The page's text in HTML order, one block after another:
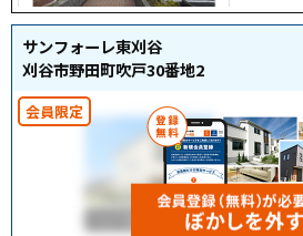
サンフォーレ東刈谷
刈谷市野田町吹戸30番地2